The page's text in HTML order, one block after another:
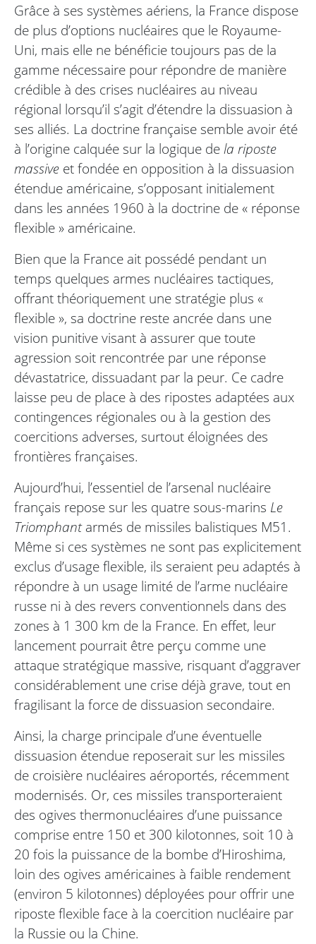
Grâce à ses systèmes aériens, la France dispose
de plus d’options nucléaires que le Royaume-
Uni, mais elle ne bénéficie toujours pas de la
gamme nécessaire pour répondre de manière
crédible à des crises nucléaires au niveau
régional lorsqu’il s’agit d’étendre la dissuasion à
ses alliés. La doctrine française semble avoir été
à l’origine calquée sur la logique dela riposte
massive et fondée en opposition à la dissuasion
étendue américaine, s’opposant initialement
dans les années 1960 à la doctrine de « réponse
flexible » américaine.
Bien que la France ait possédé pendant un
temps quelques armes nucléaires tactiques,
offrant théoriquement une stratégie plus «
flexible », sa doctrine reste ancrée dans une
vision punitive visant à assurer que toute
agression soit rencontrée par une réponse
dévastatrice, dissuadant par la peur. Ce cadre
laisse peu de place à des ripostes adaptées aux
contingences régionales ou à la gestion des
coercitions adverses, surtout éloignées des
frontières françaises.
Aujourd’hui, l’essentiel de l’arsenal nucléaire
français repose sur les quatre sous-marins Le
Triomphantarmés de missiles balistiques M51.
Même si ces systèmes ne sont pas explicitement
exclus d’usage flexible, ils seraient peu adaptés à
répondre à un usage limité de l’arme nucléaire
russe ni à des revers conventionnels dans des
zones à 1 300 km de la France. En effet, leur
lancement pourrait être perçu comme une
attaque stratégique massive, risquant d’aggraver
considérablement une crise déjà grave, tout en
fragilisant la force de dissuasion secondaire.
Ainsi, la charge principale d’une éventuelle
dissuasion étendue reposerait sur les missiles
de croisière nucléaires aéroportés, récemment
modernisés. Or, ces missiles transporteraient
des ogives thermonucléaires d’une puissance
comprise entre 150 et 300 kilotonnes, soit 10 à
20 fois la puissance de la bombe d’Hiroshima,
loin des ogives américaines à faible rendement
(environ 5 kilotonnes) déployées pour offrir une
riposte flexible face à la coercition nucléaire par
la Russie ou la Chine.